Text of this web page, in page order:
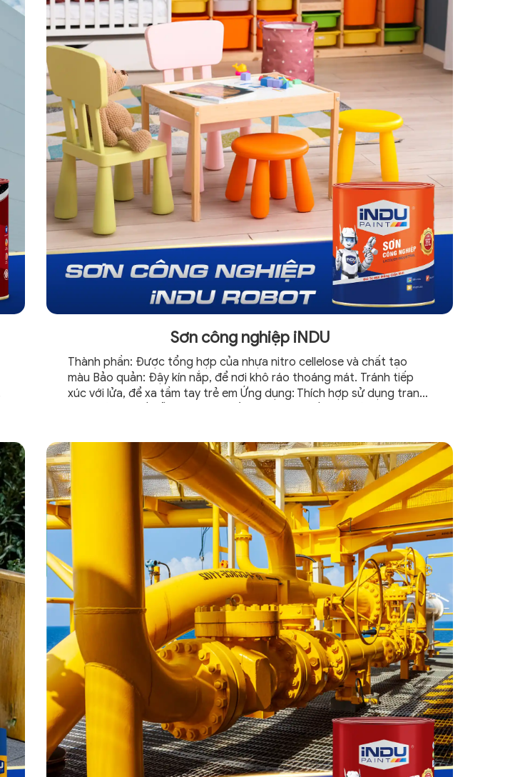
Sơn công nghiệp iNDU
Thành phần: Được tổng hợp của nhựa nitro cellelose và chất tạo
màu Bảo quản: Đậy kín nắp, để nơi khô ráo thoáng mát. Tránh tiếp
xúc với lửa, để xa tầm tay trẻ em Ứng dụng: Thích hợp sử dụng trang